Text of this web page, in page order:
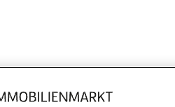
mit